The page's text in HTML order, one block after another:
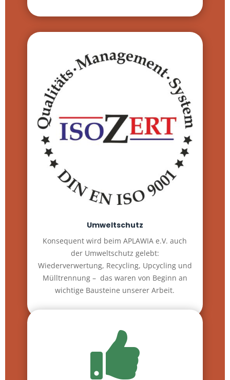
Umweltschutz
Konsequent wird beim APLAWIA e.V. auch
der Umweltschutz gelebt:
Wiederverwertung, Recycling, Upcycling und
Mülltrennung – das waren von Beginn an
wichtige Bausteine unserer Arbeit.
